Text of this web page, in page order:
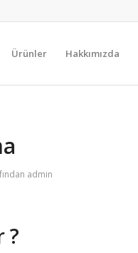
Ürünler Hakkımızda
admin
?